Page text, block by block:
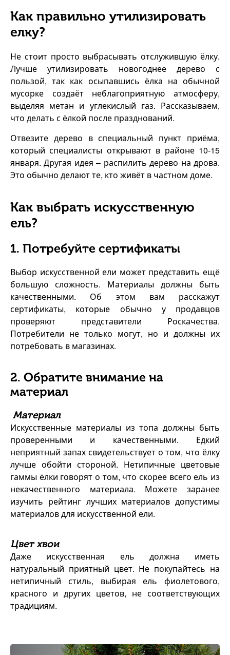
Как правильно утилизировать
елку?
Не стоит просто выбрасывать отслужившую ёлку.
Лучше утилизировать новогоднее дерево с
пользой, так как осыпавшись ёлка на обычной
мусорке создаёт неблагоприятную атмосферу,
выделяя метан и углекислый газ. Рассказываем,
что делать с ёлкой после празднований.
Отвезите дерево в специальный пункт приёма,
который специалисты открывают в районе 10-15
января. Другая идея – распилить дерево на дрова.
Это обычно делают те, кто живёт в частном доме.
Как выбрать искусственную
ель?
1. Потребуйте сертификаты
Выбор искусственной ели может представить ещё
большую сложность. Материалы должны быть
качественными. Об этом вам расскажут
сертификаты, которые обычно у продавцов
проверяют представители Роскачества.
Потребители не только могут, но и должны их
потребовать в магазинах.
2. Обратите внимание на
материал
Материал
Искусственные материалы из топа должны быть
проверенными и качественными. Едкий
неприятный запах свидетельствует о том, что ёлку
лучше обойти стороной. Нетипичные цветовые
гаммы ёлки говорят о том, что скорее всего ель из
некачественного материала. Можете заранее
изучить рейтинг лучших материалов допустимы
материалов для искусственной ели.
Цвет хвои
Даже искусственная ель должна иметь
натуральный приятный цвет. Не покупайтесь на
нетипичный стиль, выбирая ель фиолетового,
красного и других цветов, не соответствующих
традициям.